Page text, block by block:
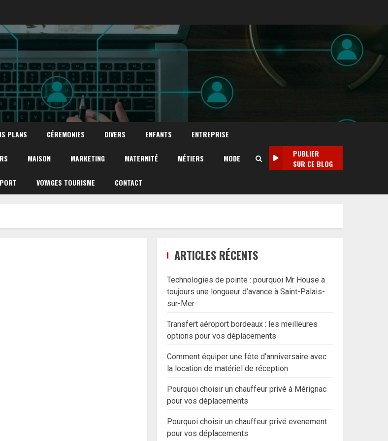
PLANS CÉREMONIES DIVERS ENFANTS ENTREPRISE
MAISON MARKETING MATERNITÉ MÉTIERS MODE
VOYAGES TOURISME CONTACT
PUBLIER
SUR CE BLOG
ARTICLES RÉCENTS
Technologies de pointe : pourquoi Mr House a
toujours une longueur d’avance à Saint-Palais-
sur-Mer
Transfert aéroport bordeaux : les meilleures
options pour vos déplacements
Comment équiper une fête d’anniversaire avec
la location de matériel de réception
Pourquoi choisir un chauffeur privé à Mérignac
pour vos déplacements
Pourquoi choisir un chauffeur privé evenement
pour vos déplacements